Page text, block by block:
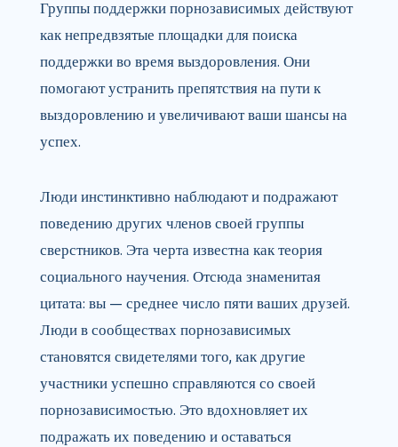
Группы поддержки порнозависимых действуют
как непредвзятые площадки для поиска
поддержки во время выздоровления. Они
помогают устранить препятствия на пути к
выздоровлению и увеличивают ваши шансы на
успех.
Люди инстинктивно наблюдают и подражают
поведению других членов своей группы
сверстников. Эта черта известна как теория
социального научения. Отсюда знаменитая
цитата: вы — среднее число пяти ваших друзей.
Люди в сообществах порнозависимых
становятся свидетелями того, как другие
участники успешно справляются со своей
порнозависимостью. Это вдохновляет их
подражать их поведению и оставаться